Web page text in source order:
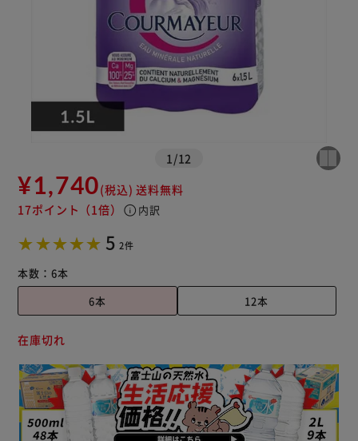
1 /12
¥1,740(税込) 送料無料
17ポイント （1倍） info 内訳
5 2件
本数： 6本
6本
12本
在庫切れ